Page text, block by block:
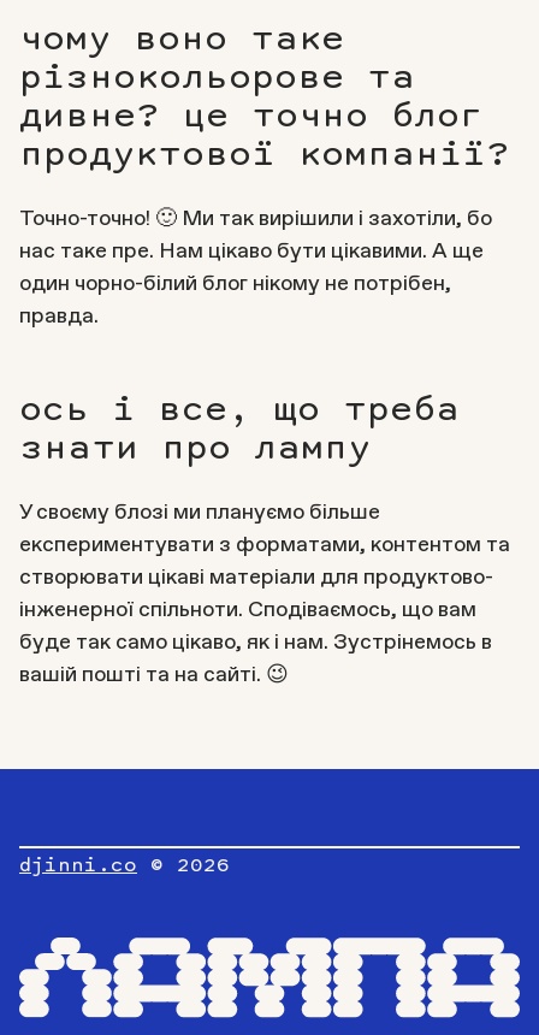
чому воно таке
різнокольорове та
дивне? це точно блог
продуктової компанії?
Точно-точно! 🙂 Ми так вирішили і захотіли, бо
нас таке пре. Нам цікаво бути цікавими. А ще
один чорно-білий блог нікому не потрібен,
правда.
ось і все, що треба
знати про лампу
У своєму блозі ми плануємо більше
експериментувати з форматами, контентом та
створювати цікаві матеріали для продуктово-
інженерної спільноти. Сподіваємось, що вам
буде так само цікаво, як і нам. Зустрінемось в
вашій пошті та на сайті. 😉
djinni.co © 2026